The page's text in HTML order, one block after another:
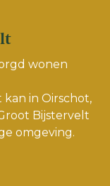
wonen
in Oirschot,
Bijstervelt
omgeving.